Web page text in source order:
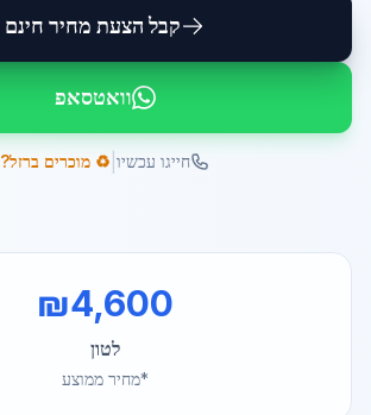
קבל הצעת מחיר חינם
וואטסאפ
חייגו עכשיו ♻️ מוכרים ברזל?
₪4,600
לטון
*מחיר ממוצע